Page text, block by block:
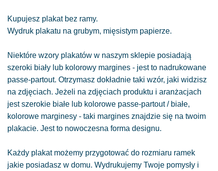
Kupujesz plakat bez ramy.
Wydruk plakatu na grubym, mięsistym papierze.
Niektóre wzory plakatów w naszym sklepie posiadają
szeroki biały lub kolorowy margines - jest to nadrukowane
passe-partout. Otrzymasz dokładnie taki wzór, jaki widzisz
na zdjęciach. Jeżeli na zdjęciach produktu i aranżacjach
jest szerokie białe lub kolorowe passe-partout / białe,
kolorowe marginesy - taki margines znajdzie się na twoim
plakacie. Jest to nowoczesna forma designu.
Każdy plakat możemy przygotować do rozmiaru ramek
jakie posiadasz w domu. Wydrukujemy Twoje pomysły i